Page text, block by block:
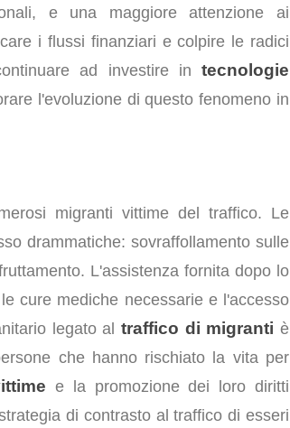
e una maggiore attenzione ai
i flussi finanziari e colpire le radici
ad investire in tecnologie
l'evoluzione di questo fenomeno in
migranti vittime del traffico. Le
drammatiche: sovraffollamento sulle
L'assistenza fornita dopo lo
cure mediche necessarie e l'accesso
legato al traffico di migranti è
che hanno rischiato la vita per
e la promozione dei loro diritti
di contrasto al traffico di esseri